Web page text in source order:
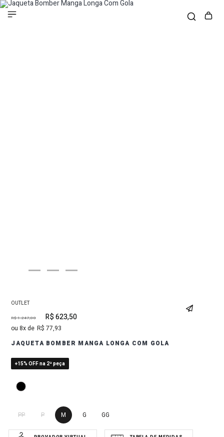
OUTLET
R$ 1.247,00 R$623,50
8 R$ 77,93
JAQUETA BOMBER MANGA LONGA COM GOLA
+15% OFF na 2ª peça
PP P M G GG